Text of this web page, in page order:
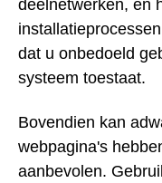
deelnetwerken, en
dat u onbedoeld
systeem toestaat.
Bovendien kan
webpagina's
aanbevolen.